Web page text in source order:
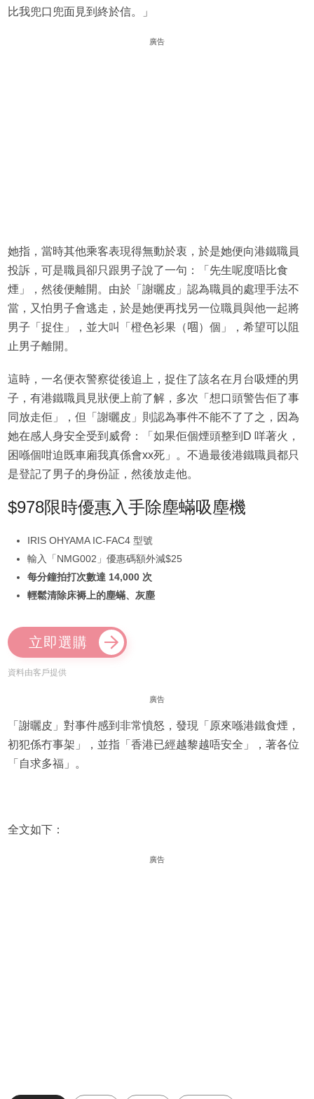
比我兜口兜面見到終於信。」
廣告
她指，當時其他乘客表現得無動於衷，於是她便向港鐵職員
投訴，可是職員卻只跟男子說了一句：「先生呢度唔比食
煙」，然後便離開。由於「謝曬皮」認為職員的處理手法不
當，又怕男子會逃走，於是她便再找另一位職員與他一起將
男子「捉住」，並大叫「橙色衫果（𠴱）個」，希望可以阻
止男子離開。
這時，一名便衣警察從後追上，捉住了該名在月台吸煙的男
子，有港鐵職員見狀便上前了解，多次「想口頭警告佢了事
同放走佢」，但「謝曬皮」則認為事件不能不了了之，因為
她在感人身安全受到威脅：「如果佢個煙頭整到D 咩著火，
困喺個咁迫既車廂我真係會xx死」。不過最後港鐵職員都只
是登記了男子的身份証，然後放走他。
$978限時優惠入手除塵蟎吸塵機
IRIS OHYAMA IC-FAC4 型號
輸入「NMG002」優惠碼額外減$25
每分鐘拍打次數達 14,000 次
輕鬆清除床褥上的塵蟎、灰塵
立即選購
資料由客戶提供
廣告
「謝曬皮」對事件感到非常憤怒，發現「原來喺港鐵食煙，
初犯係冇事架」，並指「香港已經越黎越唔安全」，著各位
「自求多福」。
全文如下：
廣告